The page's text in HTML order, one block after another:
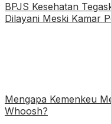
BPJS Kesehatan
Dilayani Meski Kamar
Mengapa Kemenkeu
Whoosh?